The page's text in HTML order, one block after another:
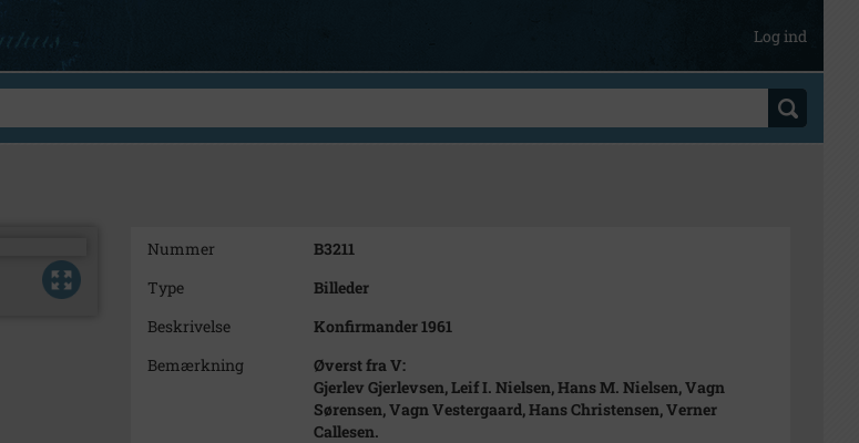
Log ind
Nummer
B3211
Type
Billeder
Beskrivelse
Konfirmander 1961
Bemærkning
Øverst fra V:
Gjerlev Gjerlevsen, Leif I. Nielsen, Hans M. Nielsen, Vagn
Sørensen, Vagn Vestergaard, Hans Christensen, Verner
Callesen.